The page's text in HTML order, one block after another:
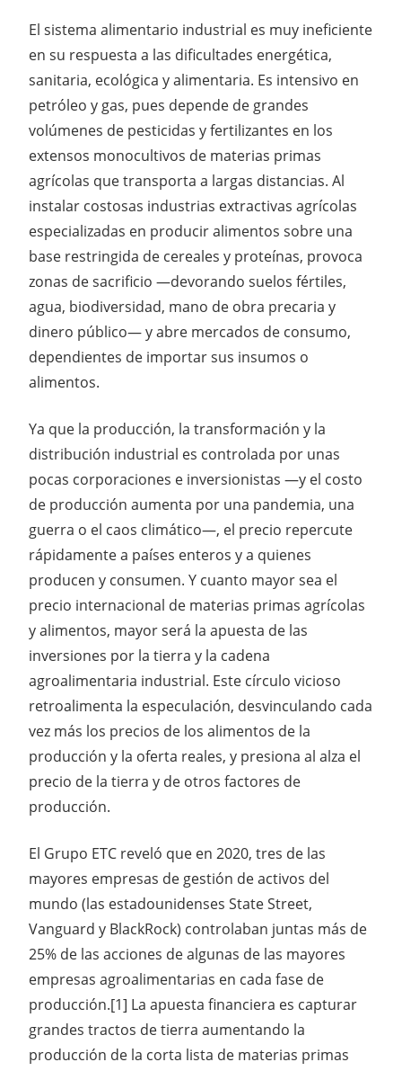
El sistema alimentario industrial es muy ineficiente
en su respuesta a las dificultades energética,
sanitaria, ecológica y alimentaria. Es intensivo en
petróleo y gas, pues depende de grandes
volúmenes de pesticidas y fertilizantes en los
extensos monocultivos de materias primas
agrícolas que transporta a largas distancias. Al
instalar costosas industrias extractivas agrícolas
especializadas en producir alimentos sobre una
base restringida de cereales y proteínas, provoca
zonas de sacrificio —devorando suelos fértiles,
agua, biodiversidad, mano de obra precaria y
dinero público— y abre mercados de consumo,
dependientes de importar sus insumos o
alimentos.
Ya que la producción, la transformación y la
distribución industrial es controlada por unas
pocas corporaciones e inversionistas —y el costo
de producción aumenta por una pandemia, una
guerra o el caos climático—, el precio repercute
rápidamente a países enteros y a quienes
producen y consumen. Y cuanto mayor sea el
precio internacional de materias primas agrícolas
y alimentos, mayor será la apuesta de las
inversiones por la tierra y la cadena
agroalimentaria industrial. Este círculo vicioso
retroalimenta la especulación, desvinculando cada
vez más los precios de los alimentos de la
producción y la oferta reales, y presiona al alza el
precio de la tierra y de otros factores de
producción.
El Grupo ETC reveló que en 2020, tres de las
mayores empresas de gestión de activos del
mundo (las estadounidenses State Street,
Vanguard y BlackRock) controlaban juntas más de
25% de las acciones de algunas de las mayores
empresas agroalimentarias en cada fase de
producción.[1] La apuesta financiera es capturar
grandes tractos de tierra aumentando la
producción de la corta lista de materias primas